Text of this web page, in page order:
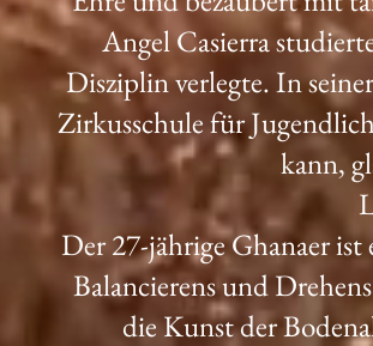
Angel Casierra
Disziplin verlegte. In
Zirkusschule für
kann,
Der 27-jährige Ghanaer
Balancierens und
die Kunst der